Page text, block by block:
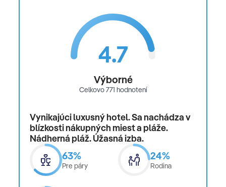
4.7
Výborné
Celkovo 771 hodnotení
Vynikajúci luxusný hotel. Sa nachádza v
blízkosti nákupných miest a pláže.
Nádherná pláž. Úžasná izba.
63%
Pre páry
24%
Rodina